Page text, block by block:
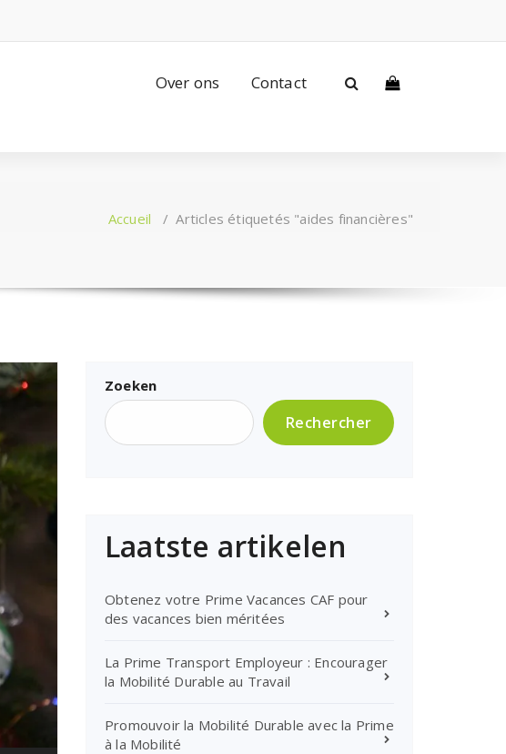
Over ons Contact
Accueil /Articles étiquetés "aides financières"
Zoeken
Rechercher
Laatste artikelen
Obtenez votre Prime Vacances CAF pour
des vacances bien méritées
La Prime Transport Employeur : Encourager
la Mobilité Durable au Travail
Promouvoir la Mobilité Durable avec la Prime
à la Mobilité